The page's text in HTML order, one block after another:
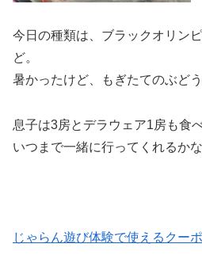
今日の種類は、ブラックオリン
ど。
暑かったけど、もぎたてのぶど
息子は3房とデラウェア1房も食
いつまで一緒に行ってくれるか
じゃらん遊び体験で使えるクー